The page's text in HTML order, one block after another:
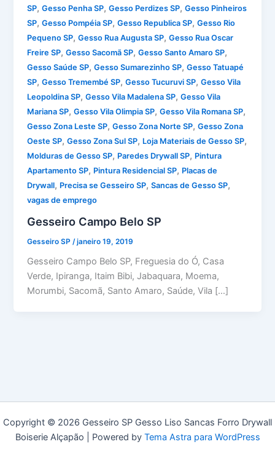
SP,Gesso Penha SP,Gesso Perdizes SP,Gesso Pinheiros
SP,Gesso Pompéia SP,Gesso Republica SP,Gesso Rio
Pequeno SP,Gesso Rua Augusta SP,Gesso Rua Oscar
Freire SP,Gesso Sacomã SP,Gesso Santo Amaro SP,
Gesso Saúde SP,Gesso Sumarezinho SP,Gesso Tatuapé
SP,Gesso Tremembé SP,Gesso Tucuruvi SP,Gesso Vila
Leopoldina SP,Gesso Vila Madalena SP,Gesso Vila
Mariana SP,Gesso Vila Olimpia SP,Gesso Vila Romana SP,
Gesso Zona Leste SP,Gesso Zona Norte SP,Gesso Zona
Oeste SP,Gesso Zona Sul SP, Loja Materiais de Gesso SP,
Molduras de Gesso SP, Paredes Drywall SP, Pintura
Apartamento SP, Pintura Residencial SP, Placas de
Drywall, Precisa se Gesseiro SP,Sancas de Gesso SP,
vagas de emprego
Gesseiro Campo Belo SP
Gesseiro SP /janeiro 19, 2019
Gesseiro Campo Belo SP, Freguesia do Ó, Casa
Verde, Ipiranga, Itaim Bibi, Jabaquara, Moema,
Morumbi, Sacomã, Santo Amaro, Saúde, Vila […]
Copyright © 2026 Gesseiro SP Gesso Liso Sancas Forro Drywall
Boiserie Alçapão | Powered by Tema Astra para WordPress